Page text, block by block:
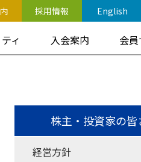
採用情報 English
ィ 入会案内 会
株主・投資家の皆
経営方針